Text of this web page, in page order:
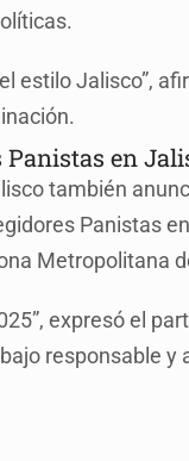
estilo Jalisco”,
Panistas en
también
Panistas
Metropolitana
expresó el
responsable y